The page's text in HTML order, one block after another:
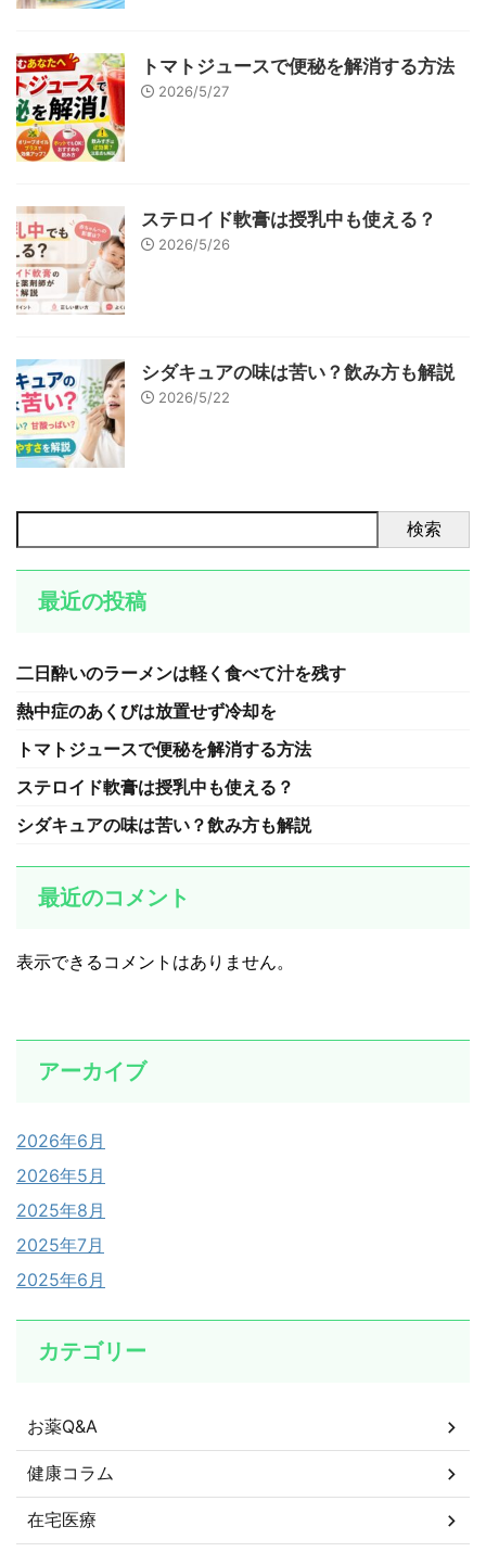
トマトジュースで便秘を解消する方法
2026/5/27
ステロイド軟膏は授乳中も使える？
2026/5/26
シダキュアの味は苦い？飲み方も解説
2026/5/22
検索
最近の投稿
二日酔いのラーメンは軽く食べて汁を残す
熱中症のあくびは放置せず冷却を
トマトジュースで便秘を解消する方法
ステロイド軟膏は授乳中も使える？
シダキュアの味は苦い？飲み方も解説
最近のコメント
表示できるコメントはありません。
アーカイブ
2026年6月
2026年5月
2025年8月
2025年7月
2025年6月
カテゴリー
お薬Q&A
健康コラム
在宅医療